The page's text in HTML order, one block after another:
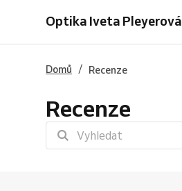
Optika Iveta Pleyerová
Domů / Recenze
Recenze